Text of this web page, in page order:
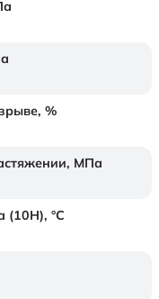
%
МПа
(10Н), °C